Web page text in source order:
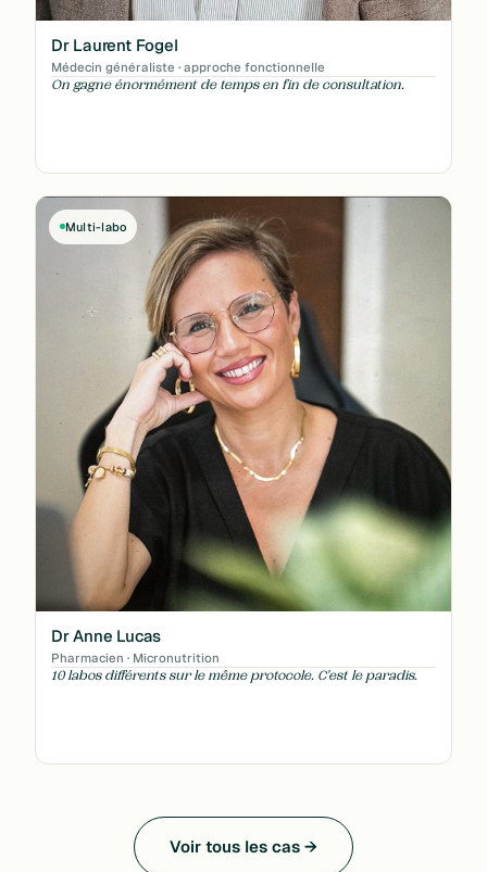
Dr Laurent Fogel
Médecin généraliste · approche fonctionnelle
On gagne énormément de temps en fin de consultation.
Multi-labo
Dr Anne Lucas
Pharmacien · Micronutrition
10 labos différents sur le même protocole. C'est le paradis.
Voir tous les cas →